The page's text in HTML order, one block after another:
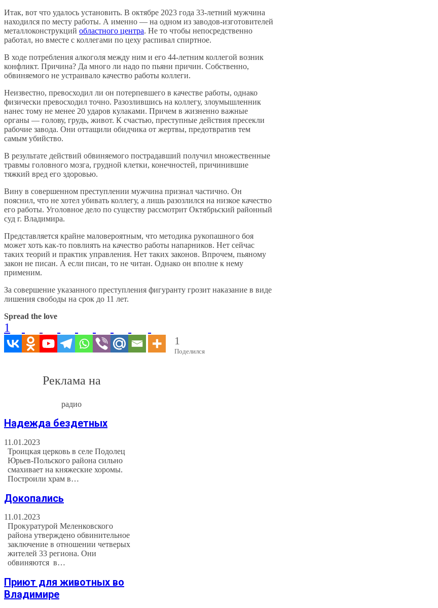
Итак, вот что удалось установить. В октябре 2023 года 33-летний мужчина
находился по месту работы. А именно — на одном из заводов-изготовителей
металлоконструкций областного центра. Не то чтобы непосредственно
работал, но вместе с коллегами по цеху распивал спиртное.
В ходе потребления алкоголя между ним и его 44-летним коллегой возник
конфликт. Причина? Да много ли надо по пьяни причин. Собственно,
обвиняемого не устраивало качество работы коллеги.
Неизвестно, превосходил ли он потерпевшего в качестве работы, однако
физически превосходил точно. Разозлившись на коллегу, злоумышленник
нанес тому не менее 20 ударов кулаками. Причем в жизненно важные
органы — голову, грудь, живот. К счастью, преступные действия пресекли
рабочие завода. Они оттащили обидчика от жертвы, предотвратив тем
самым убийство.
В результате действий обвиняемого пострадавший получил множественные
травмы головного мозга, грудной клетки, конечностей, причинившие
тяжкий вред его здоровью.
Вину в совершенном преступлении мужчина признал частично. Он
пояснил, что не хотел убивать коллегу, а лишь разозлился на низкое качество
его работы. Уголовное дело по существу рассмотрит Октябрьский районный
суд г. Владимира.
Представляется крайне маловероятным, что методика рукопашного боя
может хоть как-то повлиять на качество работы напарников. Нет сейчас
таких теорий и практик управления. Нет таких законов. Впрочем, пьяному
закон не писан. А если писан, то не читан. Однако он вполне к нему
применим.
За совершение указанного преступления фигуранту грозит наказание в виде
лишения свободы на срок до 11 лет.
Spread the love
1
1
Поделился
Реклама на
радио
Надежда бездетных
11.01.2023
Троицкая церковь в селе Подолец
Юрьев-Польского района сильно
смахивает на княжеские хоромы.
Построили храм в…
Докопались
11.01.2023
Прокуратурой Меленковского
района утверждено обвинительное
заключение в отношении четверых
жителей 33 региона. Они
обвиняются в…
Приют для животных во
Владимире